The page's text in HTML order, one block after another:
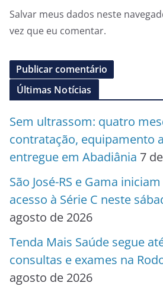
Salvar meus dados neste
vez que eu comentar.
Últimas Notícias
Sem ultrassom: quatro
contratação, equipamento
entregue em Abadiânia 7
São José-RS e Gama
acesso à Série C neste
agosto de 2026
Tenda Mais Saúde segue
consultas e exames na
agosto de 2026